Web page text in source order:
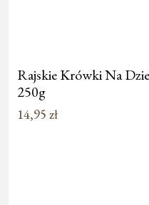
Rajskie Krówki Na
250g
14,95 zł